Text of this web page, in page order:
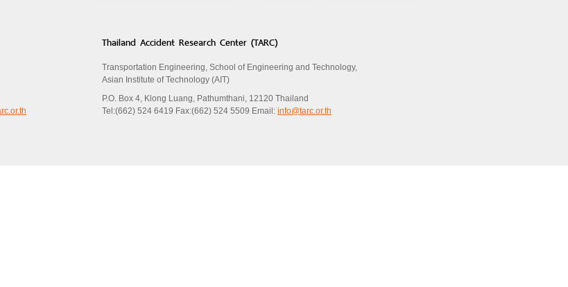
Thailand Accident Research Center (TARC)
Transportation Engineering, School of Engineering and Technology,
Asian Institute of Technology (AIT)
P.O. Box 4, Klong Luang, Pathumthani, 12120 Thailand
Tel:(662) 524 6419 Fax:(662) 524 5509 Email: info@tarc.or.th